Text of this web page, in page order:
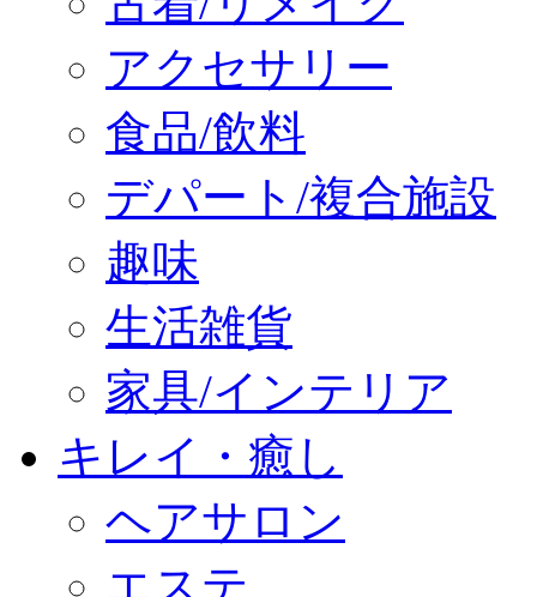
アクセサリー
食品/飲料
デパート/複合施設
趣味
生活雑貨
家具/インテリア
キレイ・癒し
ヘアサロン
エステ